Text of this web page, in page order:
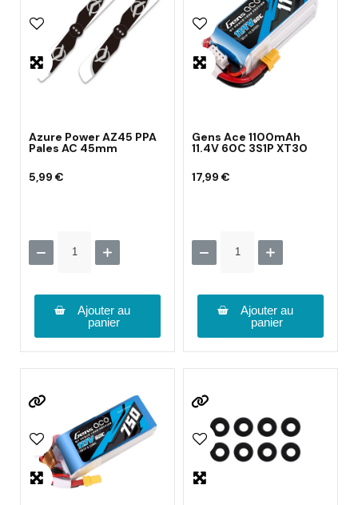
Azure Power AZ45 PPA
Pales AC 45mm
5,99 €
Ajouter au
panier
Gens Ace 1100mAh
11.4V 60C 3S1P XT30
17,99 €
Ajouter au
panier